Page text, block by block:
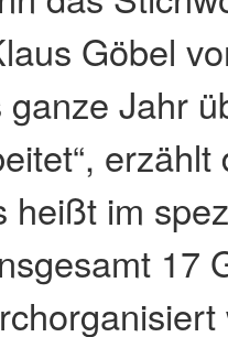
Göbel
ganze Jahr
heißt im
17